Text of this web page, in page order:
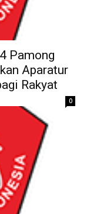
Pamong
Aparatur
Rakyat
0